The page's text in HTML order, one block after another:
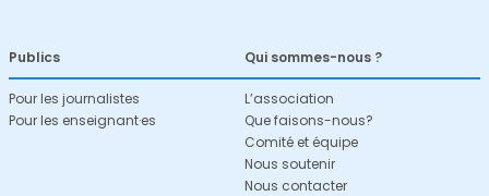
Publics
Pour les journalistes
Pour les enseignant·es
Qui sommes-nous ?
L’association
Que faisons-nous?
Comité et équipe
Nous soutenir
Nous contacter